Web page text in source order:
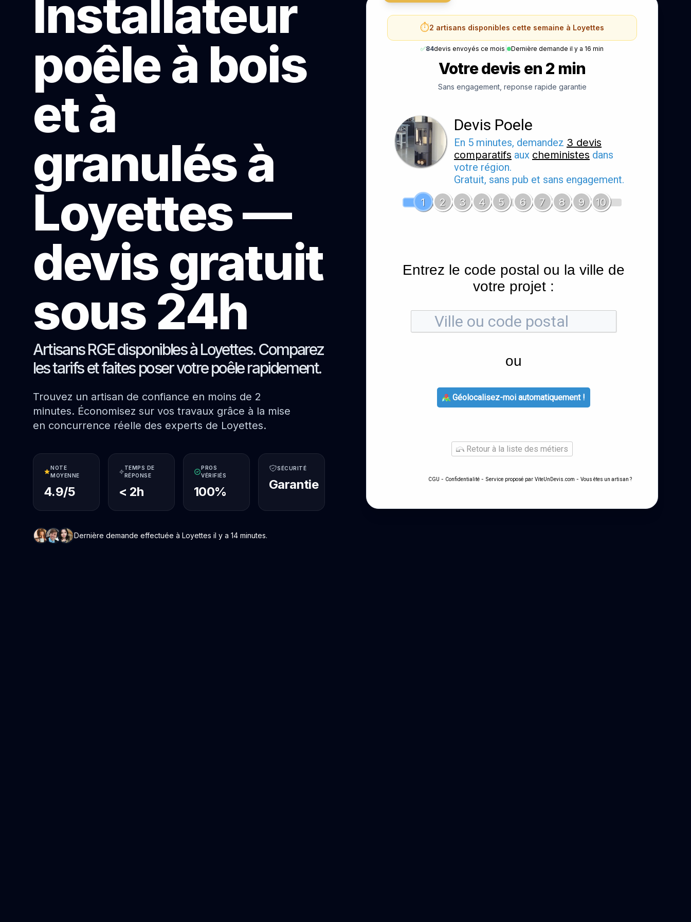
Installateur
poêle à bois
et à
granulés à
Loyettes —
devis gratuit
sous 24h
Artisans RGE disponibles à Loyettes. Comparez
les tarifs et faites poser votre poêle rapidement.
Trouvez un artisan de confiance en moins de 2
minutes. Économisez sur vos travaux grâce à la mise
en concurrence réelle des experts de Loyettes.
NOTE
MOYENNE
4.9/5
TEMPS DE
RÉPONSE
< 2h
PROS
VÉRIFIÉS
100%
SÉCURITÉ
Garantie
Dernière demande effectuée à Loyettes il y a 14 minutes.
⏱️2 artisans disponibles cette semaine à Loyettes
✅84devis envoyés ce mois Dernière demande il y a 16 min
Votre devis en 2 min
Sans engagement, reponse rapide garantie
Devis Poele
En 5 minutes, demandez 3 devis
comparatifs aux cheministes dans
votre région.
Gratuit, sans pub et sans engagement.
1
2 3 4 5 6 7 8 9 10
Entrez le code postal ou la ville de
votre projet :
ou
Géolocalisez-moi automatiquement !
Retour à la liste des métiers
CGU - Confidentialité - Service proposé par ViteUnDevis.com - Vous êtes un artisan ?